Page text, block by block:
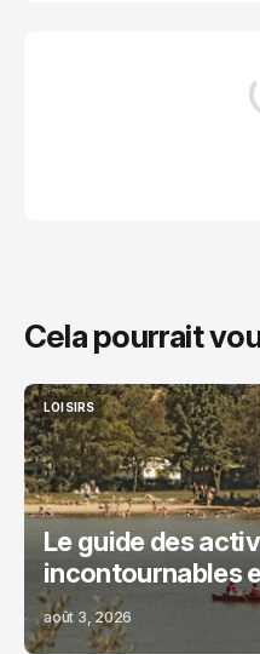
Cela pourrait
LOISIRS
LOISIRS
Le guide des
incontournables
août 3, 2026